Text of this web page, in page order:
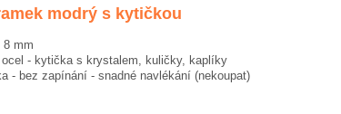
modrý s kytičkou
8 mm
ocel - kytička s krystalem, kuličky, kaplíky
- bez zapínání - snadné navlékání (nekoupat)